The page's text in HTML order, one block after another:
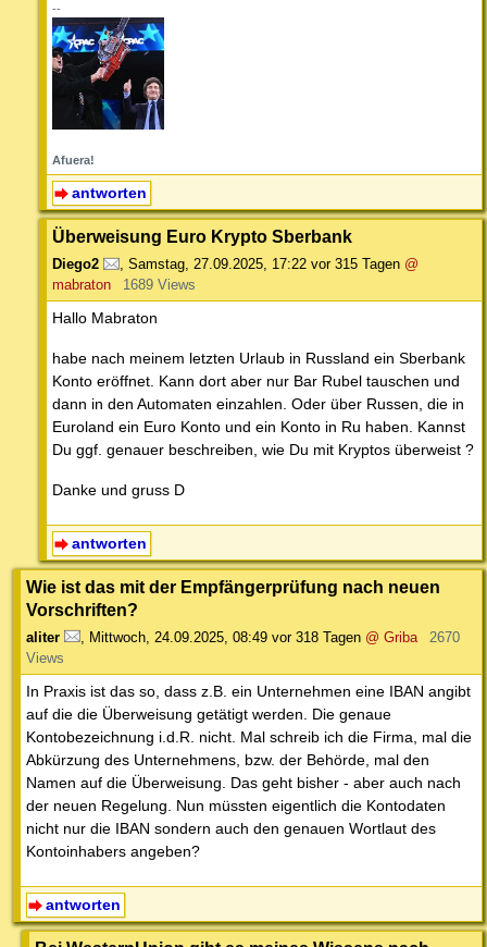
--
Afuera!
antworten
Überweisung Euro Krypto Sberbank
Diego2 , Samstag, 27.09.2025, 17:22 vor 315 Tagen @
mabraton
1689 Views
Hallo Mabraton
habe nach meinem letzten Urlaub in Russland ein Sberbank
Konto eröffnet. Kann dort aber nur Bar Rubel tauschen und
dann in den Automaten einzahlen. Oder über Russen, die in
Euroland ein Euro Konto und ein Konto in Ru haben. Kannst
Du ggf. genauer beschreiben, wie Du mit Kryptos überweist ?
Danke und gruss D
antworten
Wie ist das mit der Empfängerprüfung nach neuen
Vorschriften?
aliter Mittwoch, 24.09.2025, 08:49 vor 318 Tagen @ Griba
2670
Views
In Praxis ist das so, dass z.B. ein Unternehmen eine IBAN angibt
auf die die Überweisung getätigt werden. Die genaue
Kontobezeichnung i.d.R. nicht. Mal schreib ich die Firma, mal die
Abkürzung des Unternehmens, bzw. der Behörde, mal den
Namen auf die Überweisung. Das geht bisher - aber auch nach
der neuen Regelung. Nun müssten eigentlich die Kontodaten
nicht nur die IBAN sondern auch den genauen Wortlaut des
Kontoinhabers angeben?
antworten